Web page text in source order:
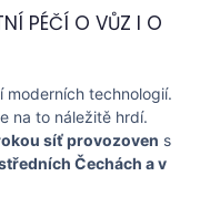
PÉČÍ O VŮZ I O
technologií.
na to náležitě hrdí.
síť provozoven s
Čechách a v